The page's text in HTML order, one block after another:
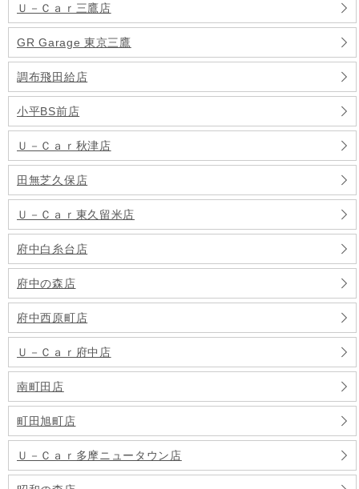
Ｕ－Ｃａｒ三鷹店
GR Garage 東京三鷹
調布飛田給店
小平BS前店
Ｕ－Ｃａｒ秋津店
田無芝久保店
Ｕ－Ｃａｒ東久留米店
府中白糸台店
府中の森店
府中西原町店
Ｕ－Ｃａｒ府中店
南町田店
町田旭町店
Ｕ－Ｃａｒ多摩ニュータウン店